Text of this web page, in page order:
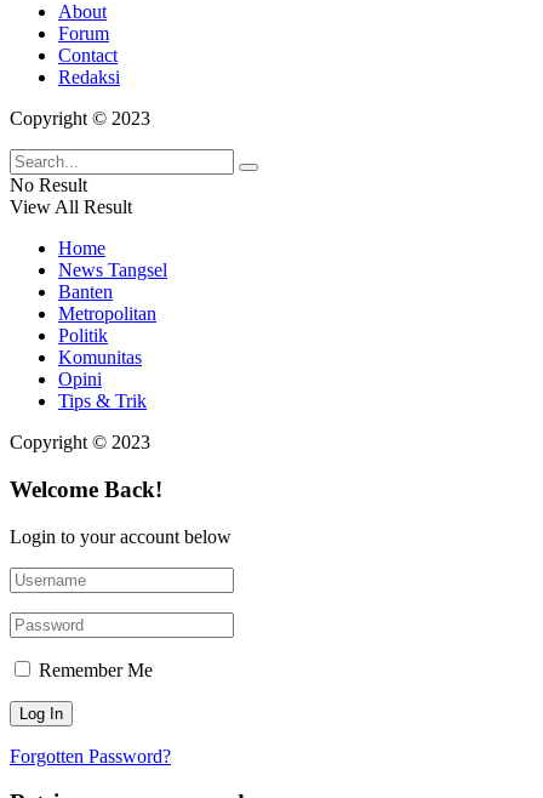
About
Forum
Contact
Redaksi
Copyright © 2023
No Result
View All Result
Home
News Tangsel
Banten
Metropolitan
Politik
Komunitas
Opini
Tips & Trik
Copyright © 2023
Welcome Back!
Login to your account below
Remember Me
Forgotten Password?